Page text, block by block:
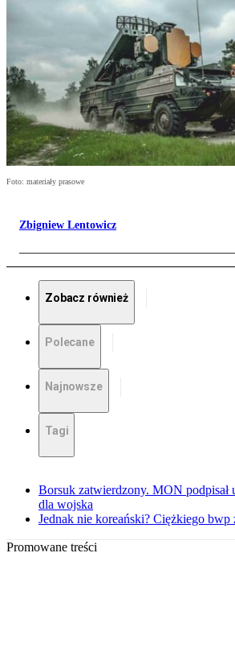
Foto: materiały prasowe
Zbigniew Lentowicz
Zobacz również
Polecane
Najnowsze
Tagi
Borsuk zatwierdzony. MON podpisał
dla wojska
Jednak nie koreański? Ciężkiego bwp
Promowane treści